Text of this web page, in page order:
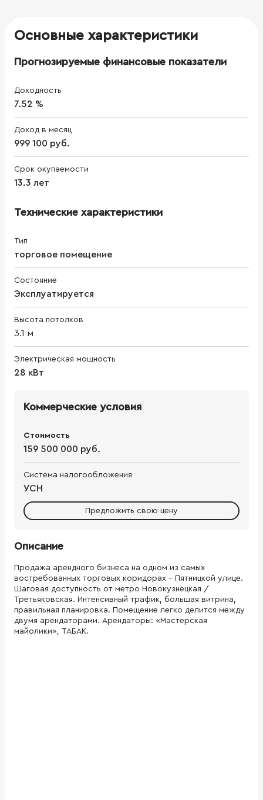
Основные характеристики
Прогнозируемые финансовые показатели
Доходность
7.52 %
Доход в месяц
999 100 руб.
Срок окупаемости
13.3 лет
Технические характеристики
Тип
торговое помещение
Состояние
Эксплуатируется
Высота потолков
3.1 м
Электрическая мощность
28 кВт
Коммерческие условия
Стоимость
159 500 000 руб.
Система налогообложения
УСН
Предложить свою цену
Описание
Продажа арендного бизнеса на одном из самых
востребованных торговых коридорах - Пятницкой улице.
Шаговая доступность от метро Новокузнецкая /
Третьяковская. Интенсивный трафик, большая витрина,
правильная планировка. Помещение легко делится между
двумя арендаторами. Арендаторы: «Мастерская
майолики», ТАБАК.